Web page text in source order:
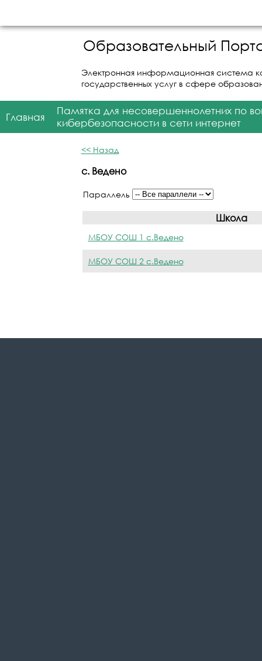
Образовательный
Электронная информационная система
государственных услуг в сфере
Главная
Памятка для несовершеннолетних по
кибербезопасности в сети интернет
<< Назад
с. Ведено
Параллель
Школа
МБОУ СОШ 1 с.Ведено
МБОУ СОШ 2 с.Ведено